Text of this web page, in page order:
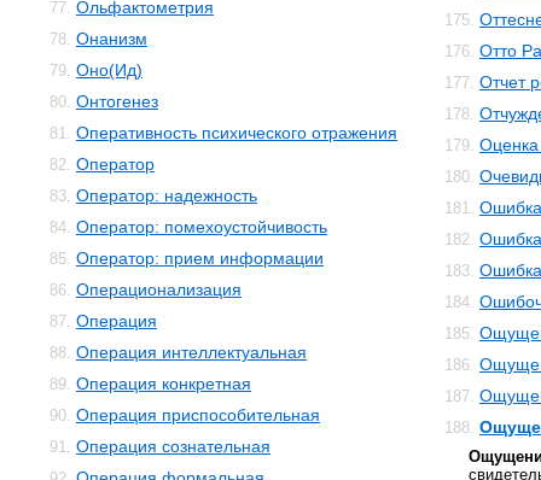
77. Ольфактометрия
78. Онанизм
79. Оно(Ид)
80. Онтогенез
81. Оперативность психического отражения
82. Оператор
83. Оператор: надежность
84. Оператор: помехоустойчивость
85. Оператор: прием информации
86. Операционализация
87. Операция
88. Операция интеллектуальная
89. Операция конкретная
90. Операция приспособительная
91. Операция сознательная
175.
176. Отто
177. Отчет
178.
179. Оценка
180.
181. Ошибка
182.
183.
184.
185.
186.
187.
188.